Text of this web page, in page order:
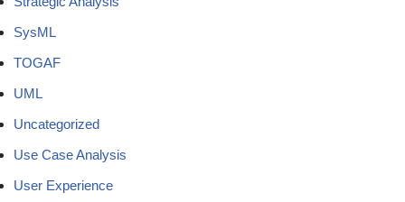
SysML
TOGAF
UML
Uncategorized
Use Case Analysis
User Experience